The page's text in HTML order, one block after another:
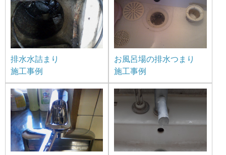
排水水詰まり
施工事例
お風呂場の排水つまり
施工事例